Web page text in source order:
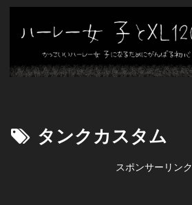
タンクカスタム
スポンサーリンク